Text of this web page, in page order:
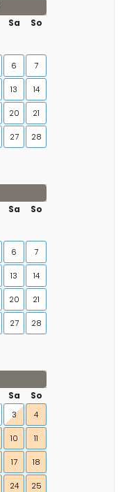
Sa So
6 7
13 14
20 21
27 28
Sa So
6 7
13 14
20 21
27 28
Sa
So
3 4
10 11
17 18
24 25